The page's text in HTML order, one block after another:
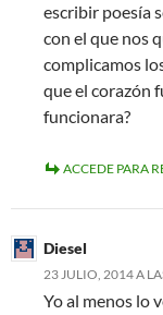
escribir poesía
con el que nos
complicamos
que el corazón
funcionara?
ACCEDE PARA
Diesel
23 JULIO, 2014 A
Yo al menos lo